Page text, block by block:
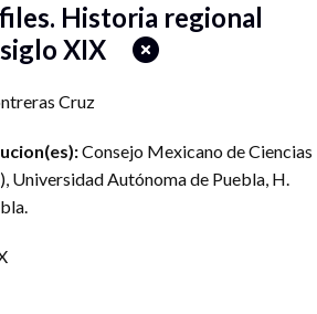
Historia regional
siglo XIX
Cruz
Consejo Mexicano de Ciencias
, Universidad Autónoma de Puebla, H.
.